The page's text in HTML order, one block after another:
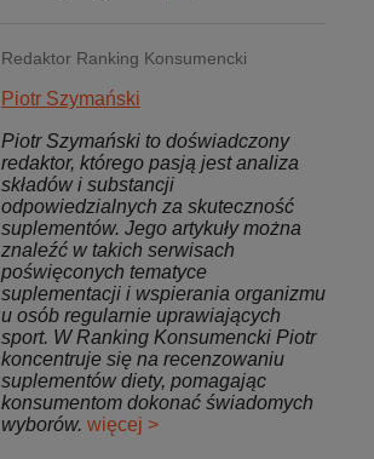
Redaktor Ranking Konsumencki
Piotr Szymański
Piotr Szymański to doświadczony
redaktor, którego pasją jest analiza
składów i substancji
odpowiedzialnych za skuteczność
suplementów. Jego artykuły można
znaleźć w takich serwisach
poświęconych tematyce
suplementacji i wspierania organizmu
u osób regularnie uprawiających
sport. W Ranking Konsumencki Piotr
koncentruje się na recenzowaniu
suplementów diety, pomagając
konsumentom dokonać świadomych
wyborów. więcej >